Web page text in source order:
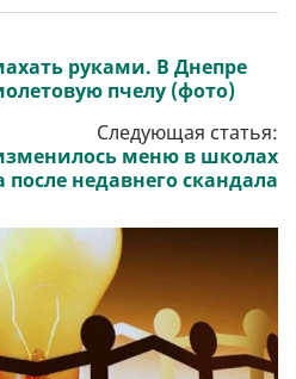
руками. В Днепре
пчелу (фото)
Следующая статья:
меню в школах
после недавнего скандала